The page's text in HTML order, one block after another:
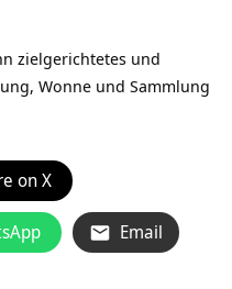
zielgerichtetes und
Wonne und Sammlung
on X
Email